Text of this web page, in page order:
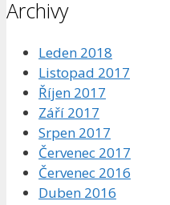
Archivy
Leden 2018
Listopad 2017
Říjen 2017
Září 2017
Srpen 2017
Červenec 2017
Červenec 2016
Duben 2016